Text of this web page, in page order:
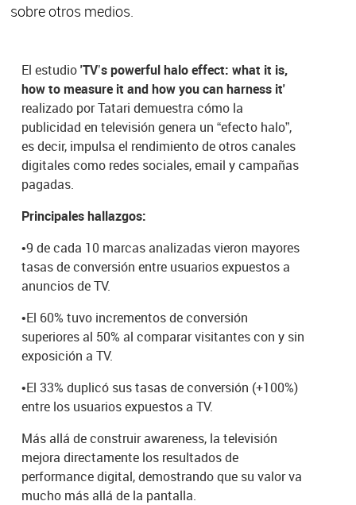
sobre otros medios.
El estudio'TV’s powerful halo effect: what it is,
how to measure it and how you can harness it'
realizado por Tatari demuestra cómo la
publicidad en televisión genera un “efecto halo”,
es decir, impulsa el rendimiento de otros canales
digitales como redes sociales, email y campañas
pagadas.
Principales hallazgos:
•9 de cada 10 marcas analizadas vieron mayores
tasas de conversión entre usuarios expuestos a
anuncios de TV.
•El 60% tuvo incrementos de conversión
superiores al 50% al comparar visitantes con y sin
exposición a TV.
•El 33% duplicó sus tasas de conversión (+100%)
entre los usuarios expuestos a TV.
Más allá de construir awareness, la televisión
mejora directamente los resultados de
performance digital, demostrando que su valor va
mucho más allá de la pantalla.